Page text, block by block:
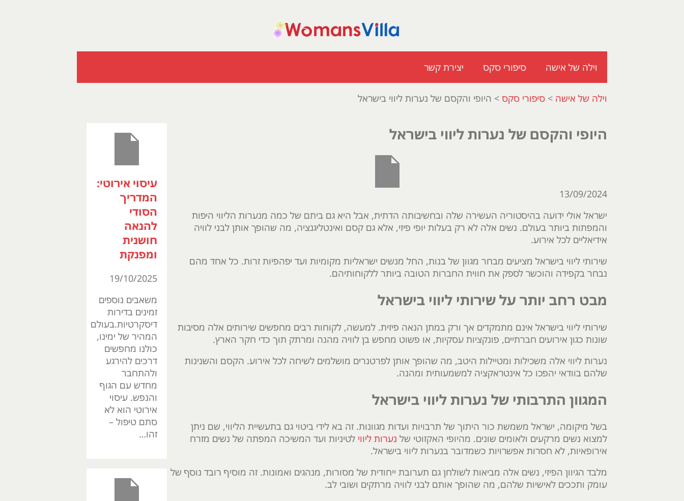
וילה של אישה סיפורי סקס יצירת קשר
וילה של אישה > סיפורי סקס > היופי והקסם של נערות ליווי בישראל
היופי והקסם של נערות ליווי בישראל
13/09/2024
ישראל אולי ידועה בהיסטוריה העשירה שלה ובחשיבותה הדתית, אבל היא גם ביתם של כמה מנערות הליווי היפות
והמפתות ביותר בעולם. נשים אלה לא רק בעלות יופי פיזי, אלא גם קסם ואינטליגנציה, מה שהופך אותן לבני לוויה
אידיאליים לכל אירוע.
שירותי ליווי בישראל מציעים מבחר מגוון של בנות, החל מנשים ישראליות מקומיות ועד יפהפיות זרות. כל אחד מהם
נבחר בקפידה והוכשר לספק את חווית החברות הטובה ביותר ללקוחותיהם.
מבט רחב יותר על שירותי ליווי בישראל
שירותי ליווי בישראל אינם מתמקדים אך ורק במתן הנאה פיזית. למעשה, לקוחות רבים מחפשים שירותים אלה מסיבות
שונות כגון אירועים חברתיים, פונקציות עסקיות, או פשוט מחפש בן לוויה מהנה ומרתק תוך כדי חקר הארץ.
נערות ליווי אלה משכילות ומטיילות היטב, מה שהופך אותן לפרטנרים מושלמים לשיחה לכל אירוע. הקסם והשנינות
שלהם בוודאי יהפכו כל אינטראקציה למשמעותית ומהנה.
המגוון התרבותי של נערות ליווי בישראל
בשל מיקומה, ישראל משמשת כור היתוך של תרבויות ועדות מגוונות. זה בא לידי ביטוי גם בתעשיית הליווי, שם ניתן
למצוא נשים מרקעים ולאומים שונים. מהיופי האקזוטי של נערות ליווי לטיניות ועד המשיכה המפתה של נשים מזרח
אירופאיות, לא חסרות אפשרויות כשמדובר בנערות ליווי בישראל.
מלבד הגיוון הפיזי, נשים אלה מביאות לשולחן גם תערובת ייחודית של מסורות, מנהגים ואמונות. זה מוסיף רובד נוסף של
עומק ותככים לאישיות שלהם, מה שהופך אותם לבני לוויה מרתקים ושובי לב.
עיסוי אירוטי:
המדריך
הסודי
להנאה
חושנית
ומפנקת
19/10/2025
משאבים נוספים
זמינים בדירות
דיסקרטיות.בעולם
המהיר של ימינו,
כולנו מחפשים
דרכים להירגע
ולהתחבר
מחדש עם הגוף
והנפש. עיסוי
אירוטי הוא לא
סתם טיפול –
זהו…